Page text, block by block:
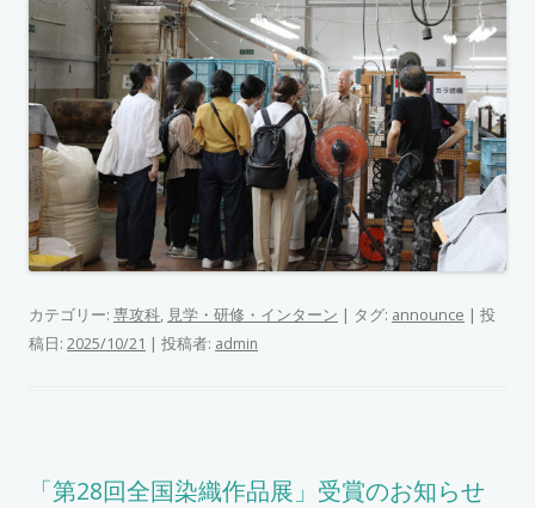
カテゴリー: 専攻科, 見学・研修・インターン | タグ: announce | 投
稿日: 2025/10/21 | 投稿者: admin
「第28回全国染織作品展」受賞のお知らせ